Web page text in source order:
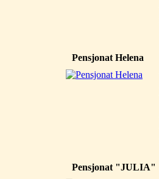
Pensjonat Helena
Pensjonat "JULIA"